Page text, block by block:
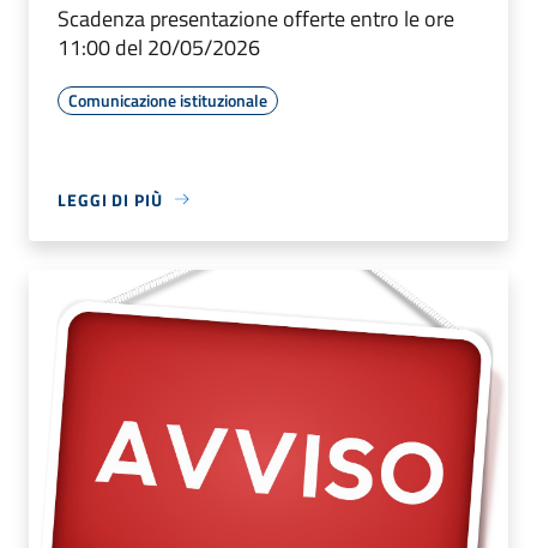
Scadenza presentazione offerte entro le ore
11:00 del 20/05/2026
Comunicazione istituzionale
LEGGI DI PIÙ